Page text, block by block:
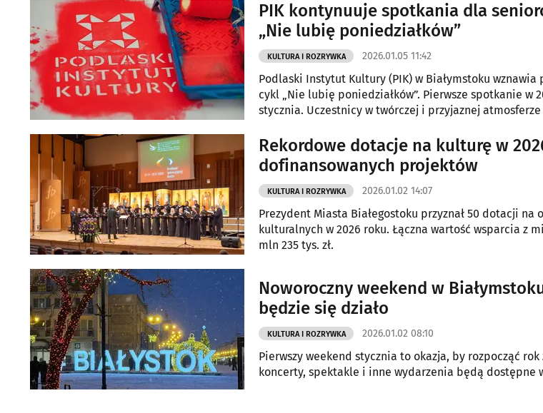
PIK kontynuuje spotkania dla
„Nie lubię poniedziałków”
KULTURA I ROZRYWKA 2026.01.05 11:42
Podlaski Instytut Kultury (PIK) w Białymstoku
cykl „Nie lubię poniedziałków”. Pierwsze spotkanie w
stycznia. Uczestnicy w twórczej i przyjaznej
Rekordowe dotacje na kulturę w
dofinansowanych projektów
KULTURA I ROZRYWKA 2026.01.02 14:07
Prezydent Miasta Białegostoku przyznał 50 dotacji na
kulturalnych w 2026 roku. Łączna wartość wsparcia z
mln 235 tys. zł.
Noworoczny weekend w
będzie się działo
KULTURA I ROZRYWKA 2026.01.02 08:10
Pierwszy weekend stycznia to okazja, by rozpocząć
koncerty, spektakle i inne wydarzenia będą dostępne